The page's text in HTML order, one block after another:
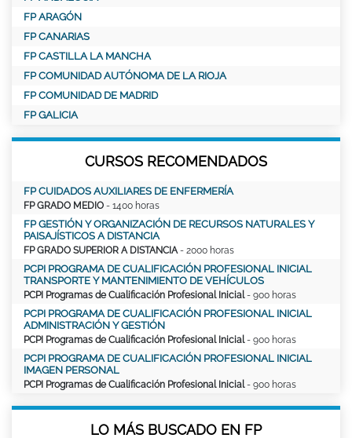
FP ARAGÓN
FP CANARIAS
FP CASTILLA LA MANCHA
FP COMUNIDAD AUTÓNOMA DE LA RIOJA
FP COMUNIDAD DE MADRID
FP GALICIA
CURSOS RECOMENDADOS
FP CUIDADOS AUXILIARES DE ENFERMERÍA
FP GRADO MEDIO - 1400 horas
FP GESTIÓN Y ORGANIZACIÓN DE RECURSOS NATURALES Y
PAISAJÍSTICOS A DISTANCIA
FP GRADO SUPERIOR A DISTANCIA - 2000 horas
PCPI PROGRAMA DE CUALIFICACIÓN PROFESIONAL INICIAL
TRANSPORTE Y MANTENIMIENTO DE VEHÍCULOS
PCPI Programas de Cualificación Profesional Inicial- 900 horas
PCPI PROGRAMA DE CUALIFICACIÓN PROFESIONAL INICIAL
ADMINISTRACIÓN Y GESTIÓN
PCPI Programas de Cualificación Profesional Inicial- 900 horas
PCPI PROGRAMA DE CUALIFICACIÓN PROFESIONAL INICIAL
IMAGEN PERSONAL
PCPI Programas de Cualificación Profesional Inicial- 900 horas
LO MÁS BUSCADO EN FP